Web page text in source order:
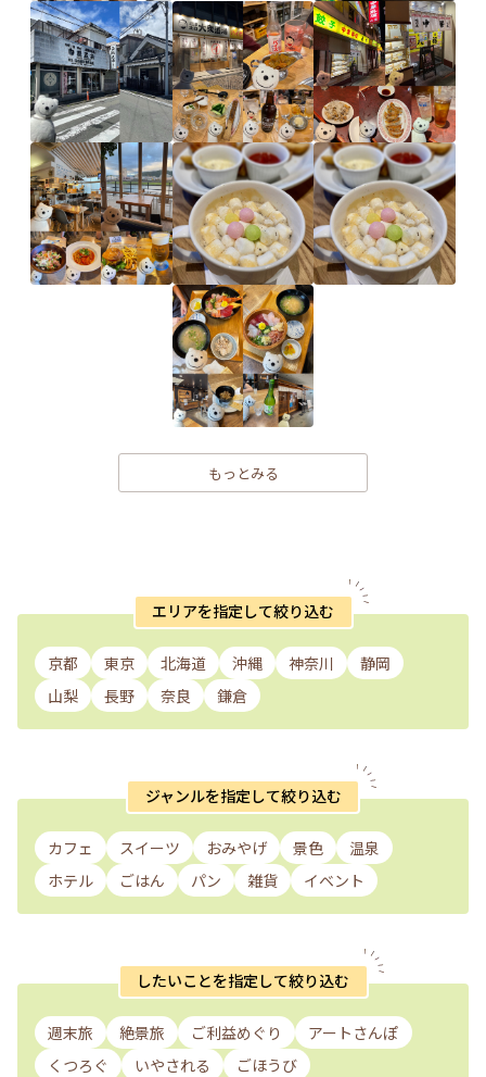
もっとみる
エリアを指定して絞り込む
京都 東京 北海道 沖縄 神奈川
静岡
山梨
長野 奈良 鎌倉
ジャンルを指定して絞り込む
カフェ スイーツ おみやげ 景色
温泉
ホテル
ごはん パン 雑貨 イベント
したいことを指定して絞り込む
週末旅 絶景旅 ご利益めぐり
アートさんぽ
くつろぐ
いやされる ごほうび